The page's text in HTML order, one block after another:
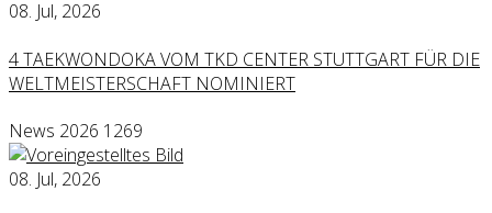
08. Jul, 2026
4 TAEKWONDOKA VOM TKD CENTER STUTTGART FÜR DIE
WELTMEISTERSCHAFT NOMINIERT
News 2026 1269
08. Jul, 2026